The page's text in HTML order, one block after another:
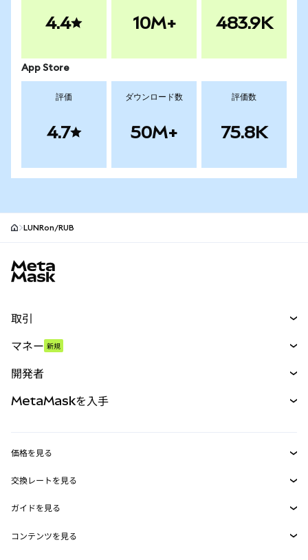
4.4 10M+ 483.9K
App Store
評価
4.7
ダウンロード数
50M+
評価数
75.8K
LUNRon/RUB
取引
パーペチュアル
RWA
マネー 新規
開発者
MetaMask Connect
Snaps
Web3サービス
MetaMaskを入手
セキュリティ
サポート
価格を見る
イーサリアムの価格
Solanaの価格
交換レートを見る
ETH→USD
USDT→INR
ガイドを見る
ETHの購入
コンテンツを見る